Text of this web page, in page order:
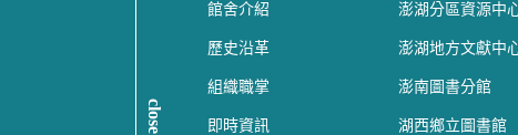
close
館舍介紹
歷史沿革
組織職掌
即時資訊
澎湖分區資源中
澎湖地方文獻中
澎南圖書分館
湖西鄉立圖書館